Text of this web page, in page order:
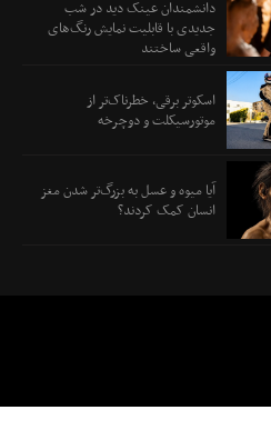
دانشمندان عینک دید در شب
جدیدی با قابلیت نمایش رنگ‌های
واقعی ساختند
اسکوتر برقی، خطرناک‌تر از
موتورسیکلت و دوچرخه
آیا میوه و عسل به بزرگ‌تر شدن مغز
انسان کمک کردند؟